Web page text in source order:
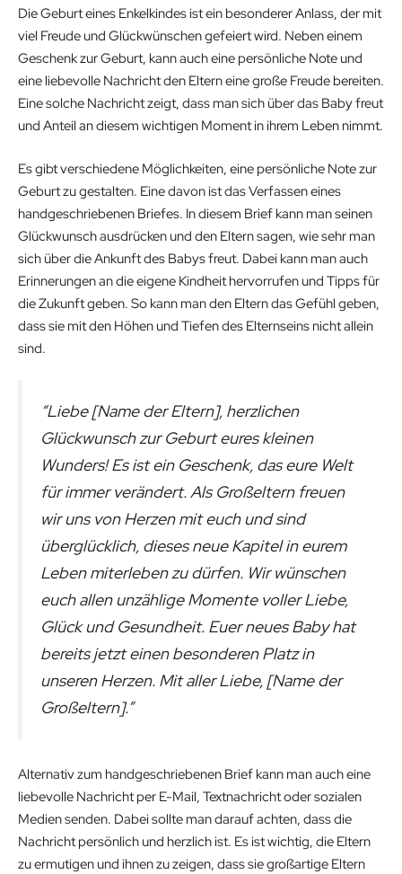
Die Geburt eines Enkelkindes ist ein besonderer Anlass, der mit
viel Freude und Glückwünschen gefeiert wird. Neben einem
Geschenk zur Geburt, kann auch eine persönliche Note und
eine liebevolle Nachricht den Eltern eine große Freude bereiten.
Eine solche Nachricht zeigt, dass man sich über das Baby freut
und Anteil an diesem wichtigen Moment in ihrem Leben nimmt.
Es gibt verschiedene Möglichkeiten, eine persönliche Note zur
Geburt zu gestalten. Eine davon ist das Verfassen eines
handgeschriebenen Briefes. In diesem Brief kann man seinen
Glückwunsch ausdrücken und den Eltern sagen, wie sehr man
sich über die Ankunft des Babys freut. Dabei kann man auch
Erinnerungen an die eigene Kindheit hervorrufen und Tipps für
die Zukunft geben. So kann man den Eltern das Gefühl geben,
dass sie mit den Höhen und Tiefen des Elternseins nicht allein
sind.
“Liebe [Name der Eltern], herzlichen
Glückwunsch zur Geburt eures kleinen
Wunders! Es ist ein Geschenk, das eure Welt
für immer verändert. Als Großeltern freuen
wir uns von Herzen mit euch und sind
überglücklich, dieses neue Kapitel in eurem
Leben miterleben zu dürfen. Wir wünschen
euch allen unzählige Momente voller Liebe,
Glück und Gesundheit. Euer neues Baby hat
bereits jetzt einen besonderen Platz in
unseren Herzen. Mit aller Liebe, [Name der
Großeltern].”
Alternativ zum handgeschriebenen Brief kann man auch eine
liebevolle Nachricht per E-Mail, Textnachricht oder sozialen
Medien senden. Dabei sollte man darauf achten, dass die
Nachricht persönlich und herzlich ist. Es ist wichtig, die Eltern
zu ermutigen und ihnen zu zeigen, dass sie großartige Eltern